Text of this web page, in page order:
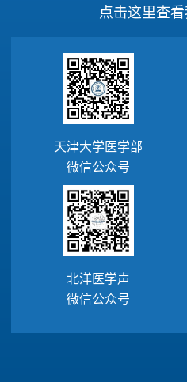
点击这里查
天津大学医学部
微信公众号
北洋医学声
微信公众号